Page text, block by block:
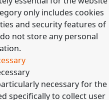
only includes cookies
and security features of
not store any personal
necessary for the
specifically to collect user